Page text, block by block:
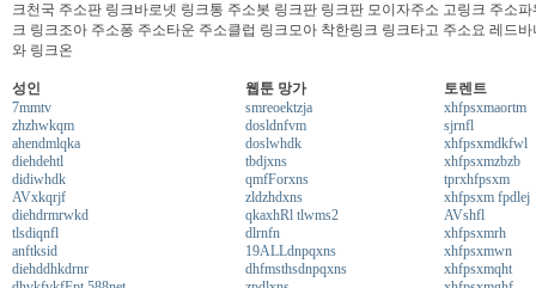
크천국 주소판 링크바로넷 링크통 주소봇 링크판 링크판 모이자주소 고링크 주소
크 링크조아 주소퐁 주소타운 주소클럽 링크모아 착한링크 링크타고 주소요 레드
와 링크온
성인
7mmtv
zhzhwkqm
ahendmlqka
diehdehtl
didiwhdk
AVxkqrjf
diehdrmrwkd
tlsdiqnfl
anftksid
diehddhkdrnr
웹툰 망가
smreoektzja
dosldnfvm
doslwhdk
tbdjxns
qmfForxns
zldzhdxns
qkaxhRl tlwms2
dlrnfn
19ALLdnpqxns
dhfmsthsdnpqxns
토렌트
xhfpsxmaortm
sjrnfl
xhfpsxmdkfwl
xhfpsxmzbzb
tprxhfpsxm
xhfpsxm fpdlej
AVshfl
xhfpsxmrh
xhfpsxmwn
xhfpsxmqht